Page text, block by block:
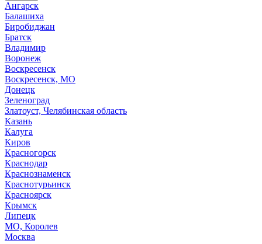
Ангарск
Балашиха
Биробиджан
Братск
Владимир
Воронеж
Воскресенск
Воскресенск, МО
Донецк
Зеленоград
Златоуст, Челябинская область
Казань
Калуга
Киров
Красногорск
Краснодар
Краснознаменск
Краснотурьинск
Красноярск
Крымск
Липецк
МО, Королев
Москва